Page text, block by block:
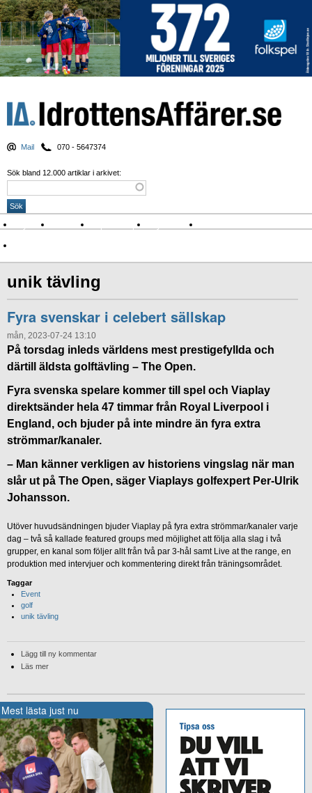
Mail 070 - 5647374
Sök bland 12.000 artiklar i arkivet:
Nyheter Krönikor Sport & spel Nyhetsbrev
unik tävling
Fyra svenskar i celebert sällskap
mån, 2023-07-24 13:10
På torsdag inleds världens mest prestigefyllda och
därtill äldsta golftävling – The Open.
Fyra svenska spelare kommer till spel och Viaplay
direktsänder hela 47 timmar från Royal Liverpool i
England, och bjuder på inte mindre än fyra extra
strömmar/kanaler.
– Man känner verkligen av historiens vingslag när man
slår ut på The Open, säger Viaplays golfexpert Per-Ulrik
Johansson.
Utöver huvudsändningen bjuder Viaplay på fyra extra strömmar/kanaler varje
dag – två så kallade featured groups med möjlighet att följa alla slag i två
grupper, en kanal som följer allt från två par 3-hål samt Live at the range, en
produktion med intervjuer och kommentering direkt från träningsområdet.
Taggar
Event
golf
unik tävling
Lägg till ny kommentar
Läs mer
Mest lästa just nu